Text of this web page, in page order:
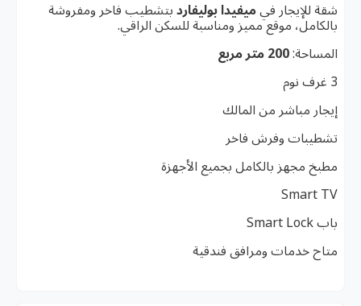
شقة للإيجار فيميفيدا بوليفارد بتشطيب فاخر ومفروشة
بالكامل، موقع مميز ومناسبة للسكن الراقي.
المساحة:200 متر مربع
3 غرف نوم
إيجار مباشر من المالك
تشطيبات وفرش فاخر
مطبخ مجهز بالكامل بجميع الأجهزة
Smart TV
باب Smart Lock
متاح خدمات ومرافق فندقية